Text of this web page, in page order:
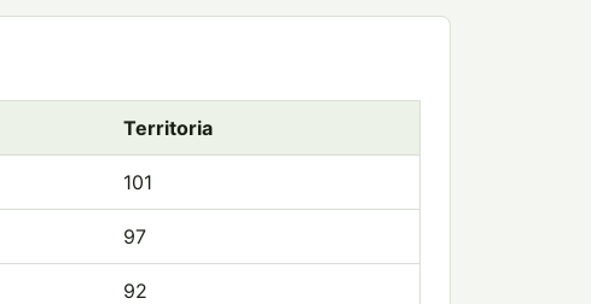
Territoria
101
97
92